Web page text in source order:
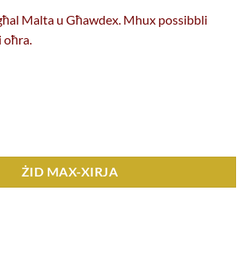
Malta u Għawdex. Mhux possibbli
ŻID MAX-XIRJA